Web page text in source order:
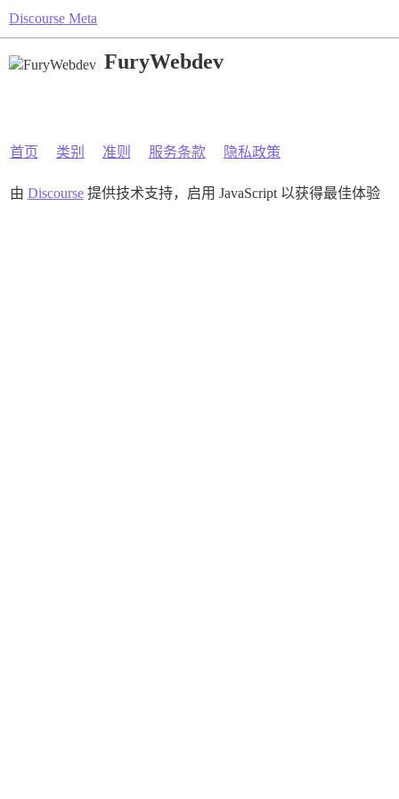
Discourse Meta
FuryWebdev
首页 类别 准则 服务条款 隐私政策
由 Discourse提供技术支持，启用 JavaScript 以获得最佳体验